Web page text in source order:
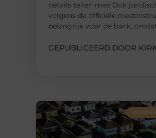
details tellen mee Ook
volgens de officiële
belangrijk voor de bank,
GEPUBLICEERD DOOR